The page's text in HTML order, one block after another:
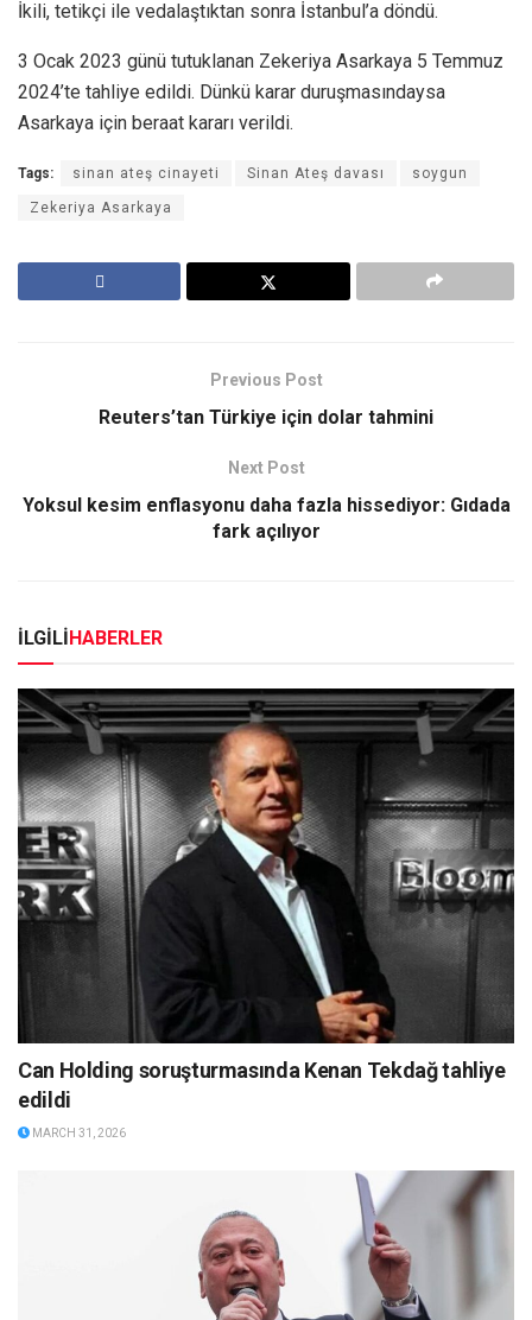
İkili, tetikçi ile vedalaştıktan sonra İstanbul’a döndü.
3 Ocak 2023 günü tutuklanan Zekeriya Asarkaya 5 Temmuz
2024’te tahliye edildi. Dünkü karar duruşmasındaysa
Asarkaya için beraat kararı verildi.
Tags: sinan ateş cinayeti Sinan Ateş davası soygun
Zekeriya Asarkaya
Previous Post
Reuters’tan Türkiye için dolar tahmini
Next Post
Yoksul kesim enflasyonu daha fazla hissediyor: Gıdada
fark açılıyor
İLGİLİ HABERLER
Can Holding soruşturmasında Kenan Tekdağ tahliye
edildi
MARCH 31, 2026